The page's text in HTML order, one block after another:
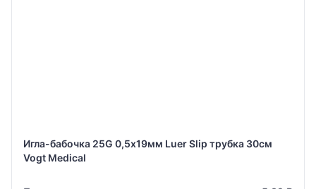
Игла-бабочка 25G 0,5х19мм Luer Slip трубка 30см
Vogt Medical